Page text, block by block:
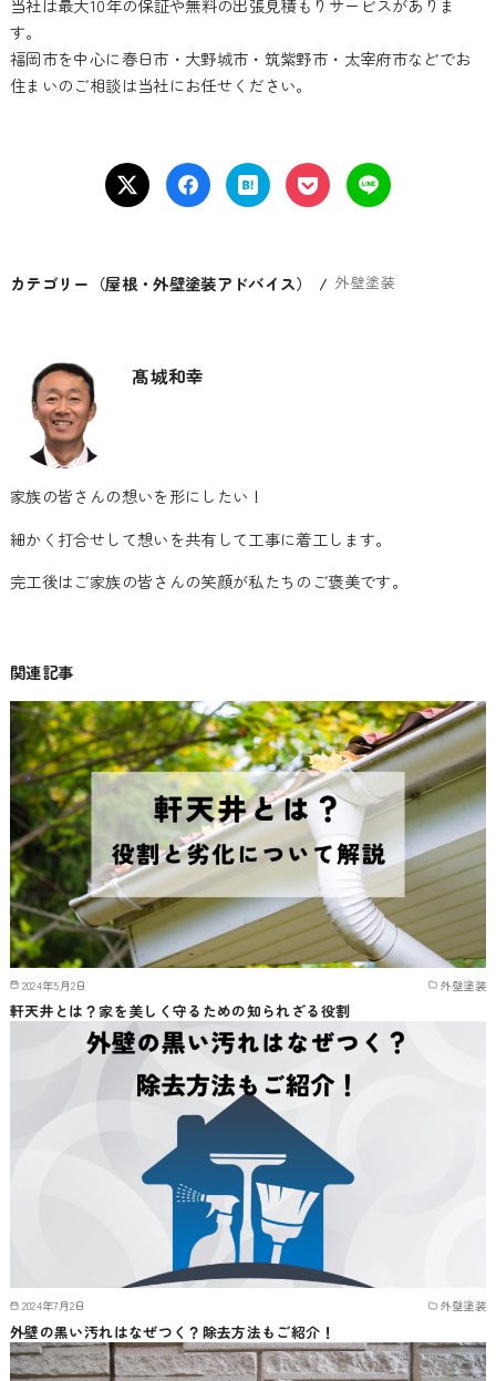
当社は最大10年の保証や無料の出張見積もりサービスがありま
す。
福岡市を中心に春日市・大野城市・筑紫野市・太宰府市などでお
住まいのご相談は当社にお任せください。
カテゴリー（屋根・外壁塗装アドバイス） 外壁塗装
髙城和幸
家族の皆さんの想いを形にしたい！
細かく打合せして想いを共有して工事に着工します。
完工後はご家族の皆さんの笑顔が私たちのご褒美です。
関連記事
2024年5月2日 外壁塗装
軒天井とは？家を美しく守るための知られざる役割
2024年7月2日 外壁塗装
外壁の黒い汚れはなぜつく？除去方法もご紹介！